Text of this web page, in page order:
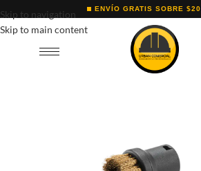
Skip to navigation
Skip to main content
ENVÍO GRATIS SOBRE